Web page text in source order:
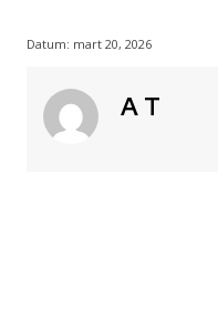
Datum: mart 20, 2026
A T